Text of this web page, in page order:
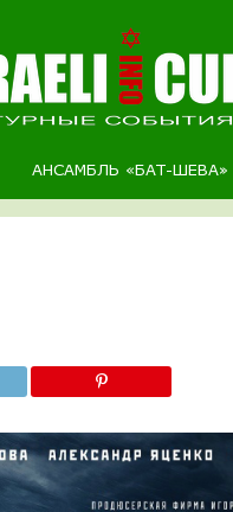
АНСАМБЛЬ «БАТ-ШЕВА»